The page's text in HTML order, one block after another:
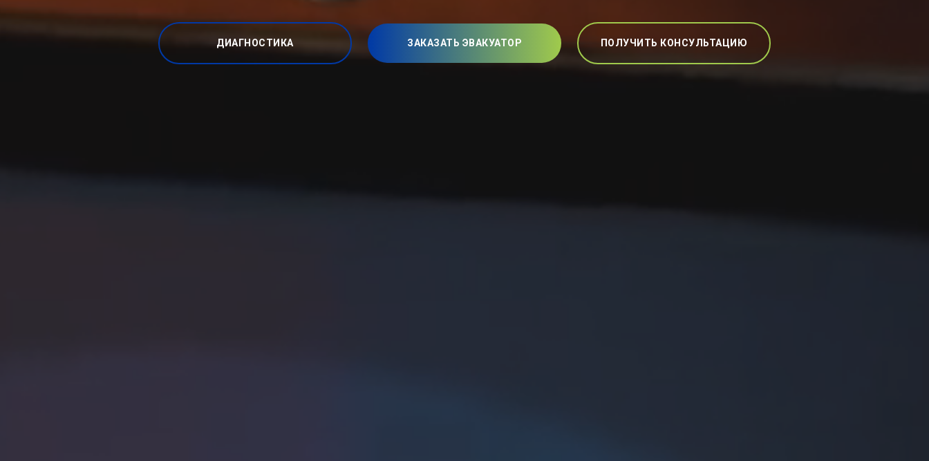
ДИАГНОСТИКА ЗАКАЗАТЬ ЭВАКУАТОР ПОЛУЧИТЬ КОНСУЛЬТАЦИЮ